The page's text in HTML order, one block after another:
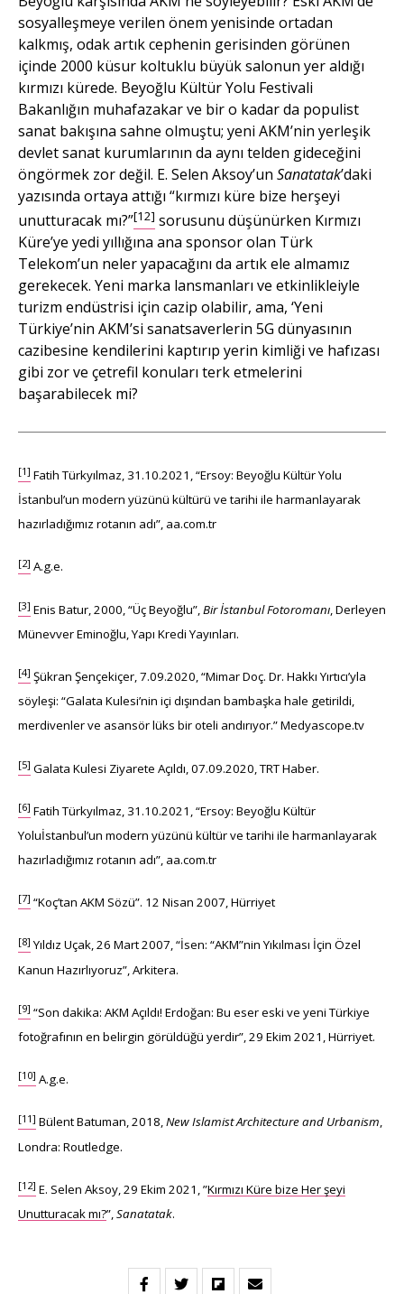
sosyalleşmeye verilen önem yenisinde ortadan
kalkmış, odak artık cephenin gerisinden görünen
içinde 2000 küsur koltuklu büyük salonun yer aldığı
kırmızı kürede. Beyoğlu Kültür Yolu Festivali
Bakanlığın muhafazakar ve bir o kadar da populist
sanat bakışına sahne olmuştu; yeni AKM’nin yerleşik
devlet sanat kurumlarının da aynı telden gideceğini
öngörmek zor değil. E. Selen Aksoy’un Sanatatak’daki
yazısında ortaya attığı “kırmızı küre bize herşeyi
unutturacak mı?”[12] sorusunu düşünürken Kırmızı
Küre’ye yedi yıllığına ana sponsor olan Türk
Telekom’un neler yapacağını da artık ele almamız
gerekecek. Yeni marka lansmanları ve etkinlikleiyle
turizm endüstrisi için cazip olabilir, ama, ‘Yeni
Türkiye’nin AKM’si sanatsaverlerin 5G dünyasının
cazibesine kendilerini kaptırıp yerin kimliği ve hafızası
gibi zor ve çetrefil konuları terk etmelerini
başarabilecek mi?
[1] Fatih Türkyılmaz, 31.10.2021, “Ersoy: Beyoğlu Kültür Yolu
İstanbul’un modern yüzünü kültürü ve tarihi ile harmanlayarak
hazırladığımız rotanın adı”, aa.com.tr
[2] A.g.e.
[3] Enis Batur, 2000, “Üç Beyoğlu”,Bir İstanbul Fotoromanı, Derleyen
Münevver Eminoğlu, Yapı Kredi Yayınları.
[4] Şükran Şençekiçer, 7.09.2020, “Mimar Doç. Dr. Hakkı Yırtıcı’yla
söyleşi: “Galata Kulesi’nin içi dışından bambaşka hale getirildi,
merdivenler ve asansör lüks bir oteli andırıyor.” Medyascope.tv
[5] Galata Kulesi Ziyarete Açıldı, 07.09.2020, TRT Haber.
[6] Fatih Türkyılmaz, 31.10.2021, “Ersoy: Beyoğlu Kültür
Yoluİstanbul’un modern yüzünü kültür ve tarihi ile harmanlayarak
hazırladığımız rotanın adı”, aa.com.tr
[7] “Koç’tan AKM Sözü”. 12 Nisan 2007, Hürriyet
[8] Yıldız Uçak, 26 Mart 2007, “İsen: “AKM”nin Yıkılması İçin Özel
Kanun Hazırlıyoruz”, Arkitera.
[9] “Son dakika: AKM Açıldı! Erdoğan: Bu eser eski ve yeni Türkiye
fotoğrafının en belirgin görüldüğü yerdir”, 29 Ekim 2021, Hürriyet.
[10] A.g.e.
[11] Bülent Batuman, 2018,New Islamist Architecture and Urbanism,
Londra: Routledge.
[12] E. Selen Aksoy, 29 Ekim 2021, ”Kırmızı Küre bize Her şeyi
Unutturacak mı?”,Sanatatak.